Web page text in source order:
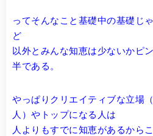
ってそんなこと基礎中の基礎じ
ど
以外とみんな知恵は少ないかピ
半である。
やっぱりクリエイティブな立場
人）やトップになる人は
人よりもすでに知恵があるから